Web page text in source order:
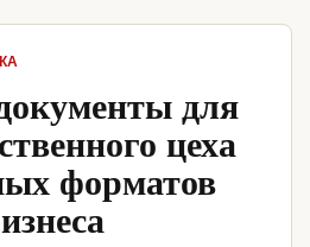
для
цеха
форматов